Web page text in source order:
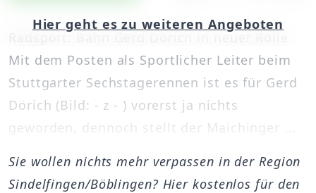
Radsport: Bahn Gerd Dörich in neuer Rolle
Mit dem Posten als Sportlicher Leiter beim
Stuttgarter Sechstagerennen ist es für Gerd
Dörich (Bild: - z - ) vorerst ja nichts
geworden, dennoch stellt der Maichinger ...
Hier geht es zu weiteren Angeboten
Sie wollen nichts mehr verpassen in der Region
Sindelfingen/Böblingen? Hier kostenlos für den